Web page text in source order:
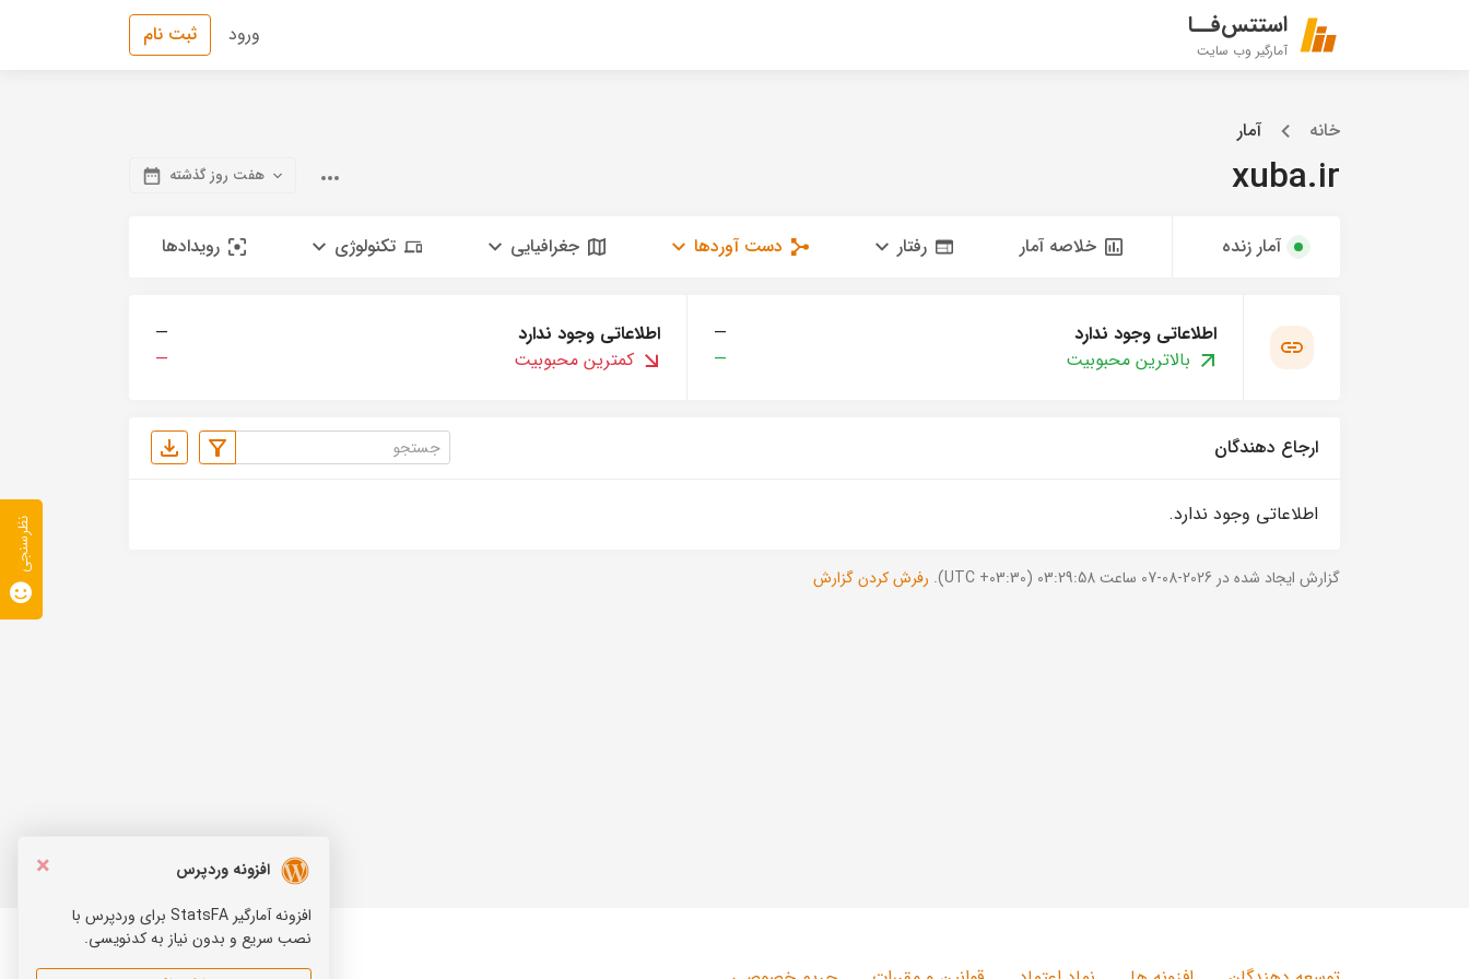
استتس‌فــا
آمارگیر وب سایت
ورود ثبت نام
خانه آمار
xuba.ir هفت روز گذشته
آمار زنده خلاصه آمار رفتار دست آوردها جغرافیایی تکنولوژی رویدادها
اطلاعاتی وجود ندارد
—
بالاترین محبوبیت
—
اطلاعاتی وجود ندارد
—
کمترین محبوبیت
—
ارجاع دهندگان
اطلاعاتی وجود ندارد.
گزارش ایجاد شده در 2026-08-07 ساعت 03:29:58 (UTC +03:30). رفرش کردن گزارش
×
افزونه وردپرس
افزونه آمارگیر StatsFA برای وردپرس با
نصب سریع و بدون نیاز به کدنویسی.
نظرسنجی